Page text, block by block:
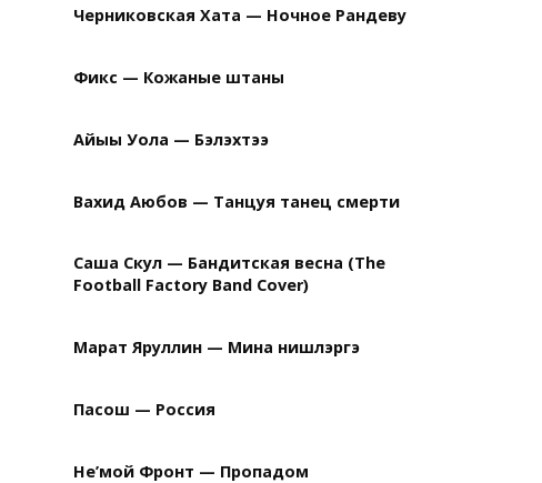
Черниковская Хата — Ночное Рандеву
Фикс — Кожаные штаны
Айыы Уола — Бэлэхтээ
Вахид Аюбов — Танцуя танец смерти
Саша Скул — Бандитская весна (The
Football Factory Band Cover)
Марат Яруллин — Мина нишлэргэ
Пасош — Россия
Не’мой Фронт — Пропадом